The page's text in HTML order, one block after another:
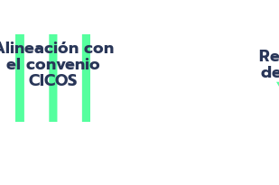
con
el convenio
CICOS